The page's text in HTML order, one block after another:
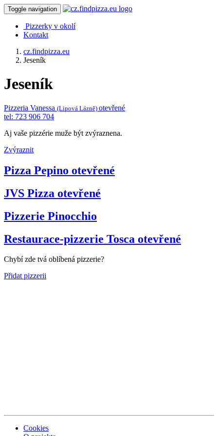
Toggle navigation
Pizzerky v okolí
Kontakt
cz.findpizza.eu
Jeseník
Jeseník
Pizzeria Vanessa (Lipová Lázně) otevřené
tel: 723 906 704
Aj vaše pizzérie muže být zvýraznena.
Zvýraznit
Pizza Pepino otevřené
JVS Pizza otevřené
Pizzerie Pinocchio
Restaurace-pizzerie Tosca otevřené
Chybí zde tvá oblíbená pizzerie?
Přidat pizzerii
Cookies